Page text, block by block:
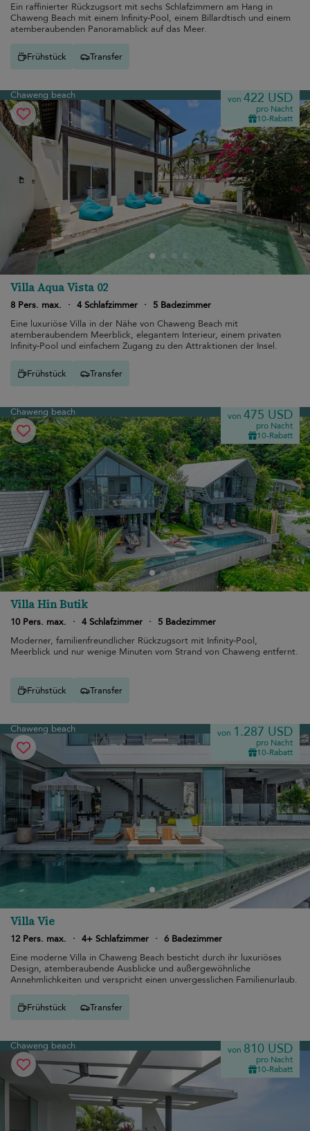
Ein raffinierter Rückzugsort mit sechs Schlafzimmern am Hang in
Chaweng Beach mit einem Infinity-Pool, einem Billardtisch und einem
atemberaubenden Panoramablick auf das Meer.
Frühstück Transfer
Chaweng beach von 422 USD
pro Nacht
10-Rabatt
Villa Aqua Vista 02
8 Pers. max. · 4 Schlafzimmer ·
5 Badezimmer
Eine luxuriöse Villa in der Nähe von Chaweng Beach mit
atemberaubendem Meerblick, elegantem Interieur, einem privaten
Infinity-Pool und einfachem Zugang zu den Attraktionen der Insel.
Frühstück Transfer
Chaweng beach von 475 USD
pro Nacht
10-Rabatt
Villa Hin Butik
10 Pers. max. · 4 Schlafzimmer ·
5 Badezimmer
Moderner, familienfreundlicher Rückzugsort mit Infinity-Pool,
Meerblick und nur wenige Minuten vom Strand von Chaweng entfernt.
Frühstück Transfer
Chaweng beach von 1.287 USD
pro Nacht
10-Rabatt
Villa Vie
12 Pers. max. · 4+ Schlafzimmer · 6 Badezimmer
Eine moderne Villa in Chaweng Beach besticht durch ihr luxuriöses
Design, atemberaubende Ausblicke und außergewöhnliche
Annehmlichkeiten und verspricht einen unvergesslichen Familienurlaub.
Frühstück Transfer
Chaweng beach von 810 USD
pro Nacht
10-Rabatt